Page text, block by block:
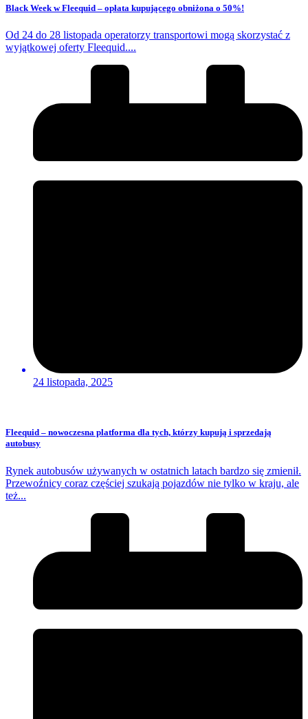
Black Week w Fleequid – opłata kupującego obniżona o 50%!
Od 24 do 28 listopada operatorzy transportowi mogą skorzystać z
wyjątkowej oferty Fleequid....
24 listopada, 2025
Fleequid – nowoczesna platforma dla tych, którzy kupują i sprzedają
autobusy
Rynek autobusów używanych w ostatnich latach bardzo się zmienił.
Przewoźnicy coraz częściej szukają pojazdów nie tylko w kraju, ale
też...